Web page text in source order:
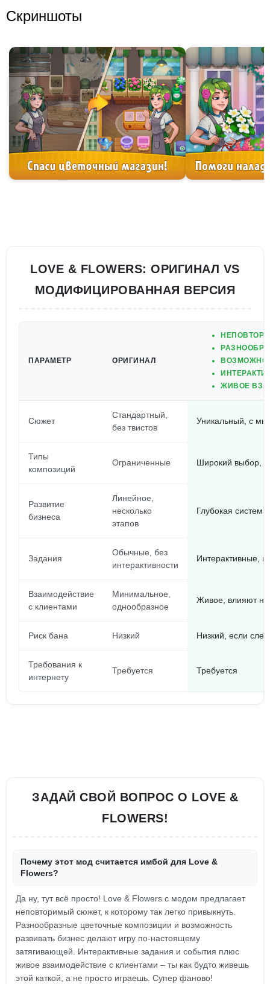
Скриншоты
LOVE & FLOWERS: ОРИГИНАЛ VS
МОДИФИЦИРОВАННАЯ ВЕРСИЯ
ПАРАМЕТР ОРИГИНАЛ
ЖИВОЕ
Сюжет
Стандартный,
без твистов
Уникальный, с
Типы
композиций
Ограниченные Широкий выбор,
Развитие
бизнеса
Линейное,
несколько
этапов
Глубокая
Задания
Обычные, без
интерактивности
Интерактивные,
Взаимодействие
с клиентами
Минимальное,
однообразное
Живое, влияют
Риск бана Низкий Низкий, если
Требования к
интернету
Требуется Требуется
ЗАДАЙ СВОЙ ВОПРОС О LOVE &
FLOWERS!
Почему этот мод считается имбой для Love &
Flowers?
Да ну, тут всё просто! Love & Flowers с модом предлагает
неповторимый сюжет, к которому так легко привыкнуть.
Разнообразные цветочные композиции и возможность
развивать бизнес делают игру по-настоящему
затягивающей. Интерактивные задания и события плюс
живое взаимодействие с клиентами – ты как будто живешь
этой каткой, а не просто играешь. Супер фаново!